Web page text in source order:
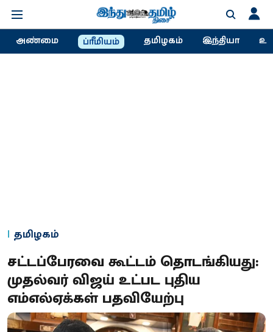
அண்மை ப்ரீமியம் தமிழகம் இந்தியா
தமிழகம்
சட்டப்பேரவை கூட்டம் தொடங்கியது:
முதல்வர் விஜய் உட்பட புதிய
எம்எல்ஏக்கள் பதவியேற்பு